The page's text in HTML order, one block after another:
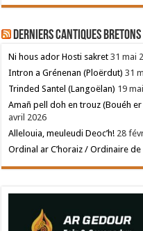
Derniers cantiques bretons
Ni hous ador Hosti sakret 31 mai
Intron a Grénenan (Ploërdut) 31
Trinded Santel (Langoëlan) 19
Amañ pell doh en trouz (Bouéh
avril 2026
Allelouia, meuleudi Deoc’h! 28
Ordinal ar C’horaiz / Ordinaire